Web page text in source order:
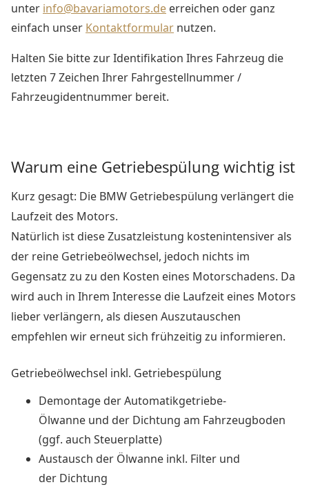
unter info@bavariamotors.de erreichen oder ganz
einfach unser Kontaktformular nutzen.
Halten Sie bitte zur Identifikation Ihres Fahrzeug die
letzten 7 Zeichen Ihrer Fahrgestellnummer /
Fahrzeugidentnummer bereit.
Warum eine Getriebespülung wichtig ist
Kurz gesagt: Die BMW Getriebespülung verlängert die
Laufzeit des Motors.
Natürlich ist diese Zusatzleistung kostenintensiver als
der reine Getriebeölwechsel, jedoch nichts im
Gegensatz zu zu den Kosten eines Motorschadens. Da
wird auch in Ihrem Interesse die Laufzeit eines Motors
lieber verlängern, als diesen Auszutauschen
empfehlen wir erneut sich frühzeitig zu informieren.
Getriebeölwechsel inkl. Getriebespülung
Demontage der Automatikgetriebe-
Ölwanne und der Dichtung am Fahrzeugboden
(ggf. auch Steuerplatte)
Austausch der Ölwanne inkl. Filter und
der Dichtung